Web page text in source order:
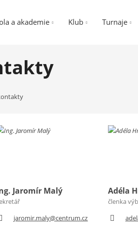
a akademie Klub Turnaje
Jaromír Malý
jaromir.maly@centrum.cz
Adéla
členka